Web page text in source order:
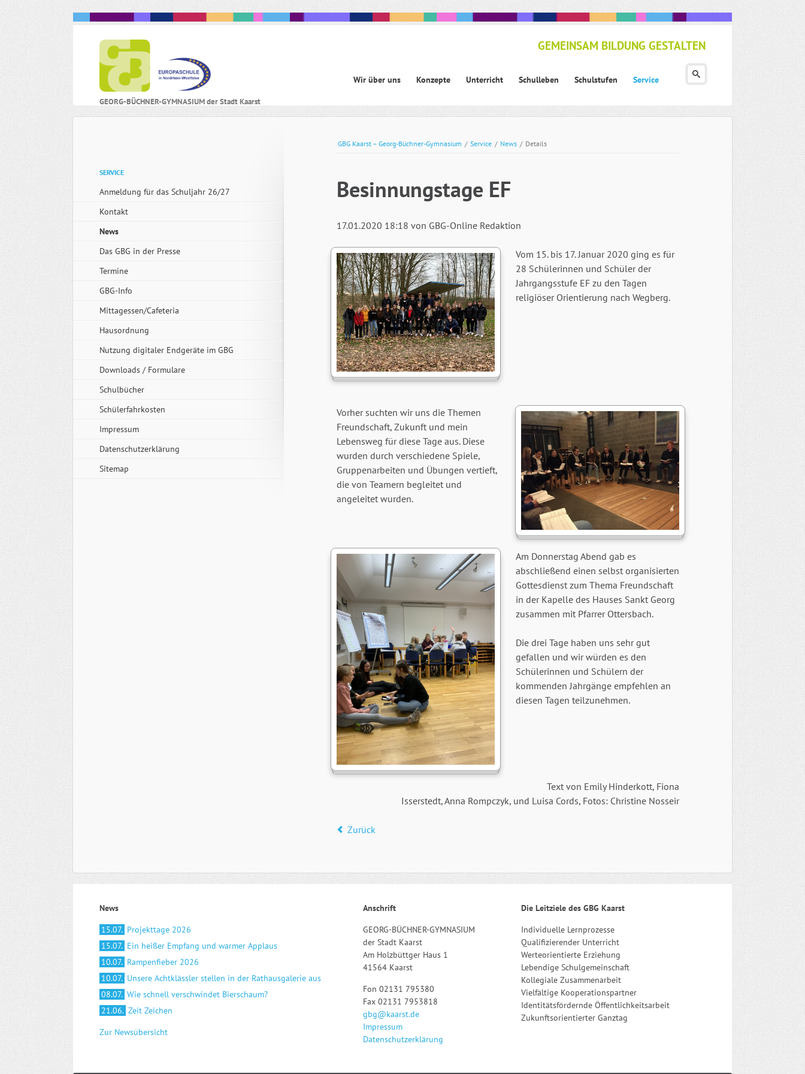
GEORG-BÜCHNER-GYMNASIUM der Stadt Kaarst
Navigation
Wir über uns Konzepte Unterricht Schulleben Schulstufen Service
Navigation
GEMEINSAM BILDUNG GESTALTEN
GBG Kaarst – Georg-Büchner-Gymnasium / Service / News / Details
Besinnungstage EF
17.01.2020 18:18 von GBG-Online Redaktion
Vom 15. bis 17. Januar 2020 ging es für
28 Schülerinnen und Schüler der
Jahrgangsstufe EF zu den Tagen
religiöser Orientierung nach Wegberg.
Vorher suchten wir uns die Themen
Freundschaft, Zukunft und mein
Lebensweg für diese Tage aus. Diese
wurden durch verschiedene Spiele,
Gruppenarbeiten und Übungen vertieft,
die von Teamern begleitet und
angeleitet wurden.
Am Donnerstag Abend gab es
abschließend einen selbst organisierten
Gottesdienst zum Thema Freundschaft
in der Kapelle des Hauses Sankt Georg
zusammen mit Pfarrer Ottersbach.
Die drei Tage haben uns sehr gut
gefallen und wir würden es den
Schülerinnen und Schülern der
kommenden Jahrgänge empfehlen an
diesen Tagen teilzunehmen.
Text von Emily Hinderkott, Fiona
Isserstedt, Anna Rompczyk, und Luisa Cords, Fotos: Christine Nosseir
Zurück
Navigation
SERVICE
Anmeldung für das Schuljahr 26/27
Kontakt
News
Das GBG in der Presse
Termine
GBG-Info
Mittagessen/Cafeteria
Hausordnung
Nutzung digitaler Endgeräte im GBG
Downloads / Formulare
Schulbücher
Schülerfahrkosten
Impressum
Datenschutzerklärung
Sitemap
News
15.07. Projekttage 2026
15.07. Ein heißer Empfang und warmer Applaus
10.07. Rampenfieber 2026
10.07. Unsere Achtklässler stellen in der Rathausgalerie aus
08.07. Wie schnell verschwindet Bierschaum?
21.06. Zeit Zeichen
Zur Newsübersicht
Anschrift
GEORG-BÜCHNER-GYMNASIUM
der Stadt Kaarst
Am Holzbüttger Haus 1
41564 Kaarst
Fon 02131 795380
Fax 02131 7953818
gbg@kaarst.de
Impressum
Datenschutzerklärung
Die Leitziele des GBG Kaarst
Individuelle Lernprozesse
Qualifizierender Unterricht
Werteorientierte Erziehung
Lebendige Schulgemeinschaft
Kollegiale Zusammenarbeit
Vielfältige Kooperationspartner
Identitätsfördernde Öffentlichkeitsarbeit
Zukunftsorientierter Ganztag